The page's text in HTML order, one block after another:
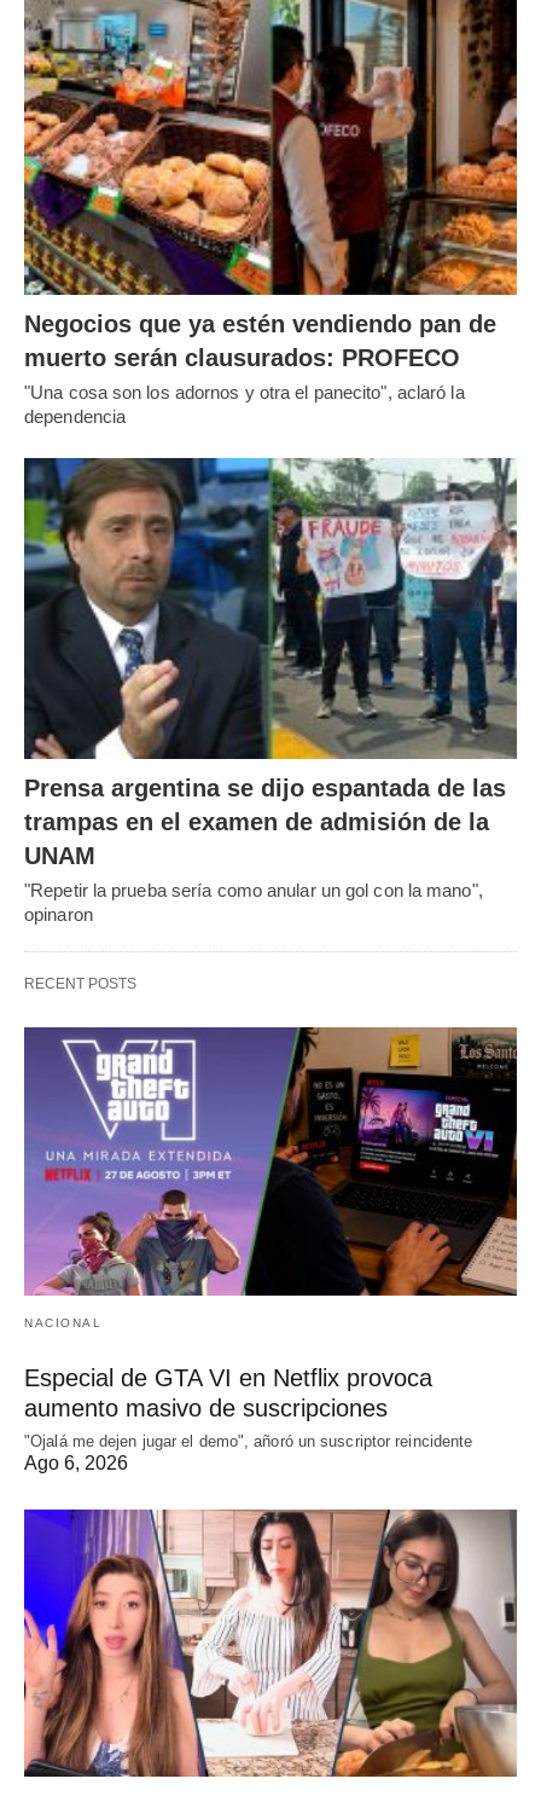
Negocios que ya estén vendiendo pan de
muerto serán clausurados: PROFECO
"Una cosa son los adornos y otra el panecito", aclaró la
dependencia
Prensa argentina se dijo espantada de las
trampas en el examen de admisión de la
UNAM
"Repetir la prueba sería como anular un gol con la mano",
opinaron
RECENT POSTS
NACIONAL
Especial de GTA VI en Netflix provoca
aumento masivo de suscripciones
"Ojalá me dejen jugar el demo", añoró un suscriptor reincidente
Ago 6, 2026